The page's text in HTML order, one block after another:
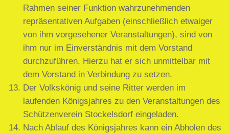
Rahmen seiner Funktion wahrzunehmenden
repräsentativen Aufgaben (einschließlich etwaiger
von ihm vorgesehener Veranstaltungen), sind von
ihm nur im Einverständnis mit dem Vorstand
durchzuführen. Hierzu hat er sich unmittelbar mit
dem Vorstand in Verbindung zu setzen.
Der Volkskönig und seine Ritter werden im
laufenden Königsjahres zu den Veranstaltungen des
Schützenverein Stockelsdorf eingeladen.
Nach Ablauf des Königsjahres kann ein Abholen des